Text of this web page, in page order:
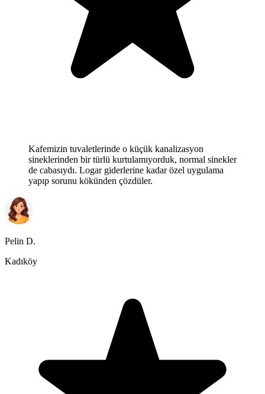
Kafemizin tuvaletlerinde o küçük kanalizasyon
sineklerinden bir türlü kurtulamıyorduk, normal sinekler
de cabasıydı. Logar giderlerine kadar özel uygulama
yapıp sorunu kökünden çözdüler.
Pelin D.
Kadıköy